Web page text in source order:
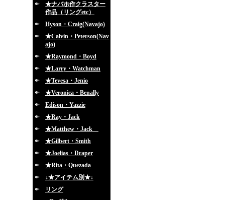
★ナバホ作クラスター
作品（リングetc）
Hyson・Craig(Navajo)
★Calvin・Peterson(Nav
ajo)
★Raymond・Boyd
★Larry・Watchman
★Tevesa・Jenio
★Veronica・Benally
Edison・Yazzie
★Ray・Jack
★Matthew・Jack
★Gilbert・Smith
★Joelias・Draper
★Rita・Quezada
↓★アイテム別★↓
リング